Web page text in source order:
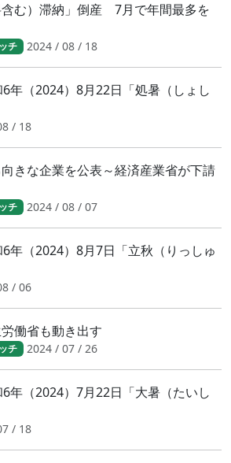
含む）滞納」倒産 7月で年間最多を
チ 2024 / 08 / 18
（2024）8月22日「処暑（しょし
/ 18
きな企業を公表～経済産業省が下請
チ 2024 / 08 / 07
（2024）8月7日「立秋（りっしゅ
/ 06
働省も動き出す
チ 2024 / 07 / 26
（2024）7月22日「大暑（たいし
/ 18